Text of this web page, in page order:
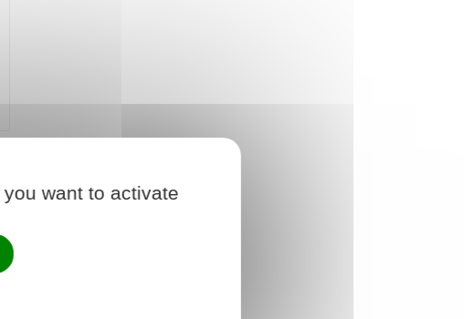
want to activate